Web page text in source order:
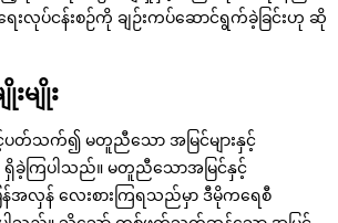
မ်းရေးလုပ်ငန်းစဉ်ကို ချဉ်းကပ်ဆောင်ရွက်ခဲ့ခြင်းဟု ဆို
မျိုး
နှင့်ပတ်သက်၍ မတူညီသော အမြင်များနှင့်
ရှိခဲ့ကြပါသည်။ မတူညီသောအမြင်နှင့်
အလှန် လေးစားကြရသည်မှာ ဒီမိုကရေစီ